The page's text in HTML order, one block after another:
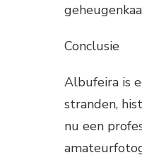
Conclusie
Albufeira is
stranden,
nu een